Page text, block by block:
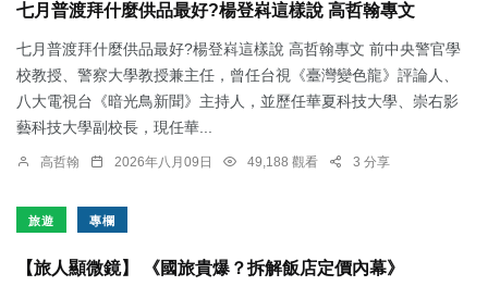
七月普渡拜什麼供品最好?楊登嵙這樣說 高哲翰專文
七月普渡拜什麼供品最好?楊登嵙這樣說 高哲翰專文 前中央警官學
校教授、警察大學教授兼主任，曾任台視《臺灣變色龍》評論人、
八大電視台《暗光鳥新聞》主持人，並歷任華夏科技大學、崇右影
藝科技大學副校長，現任華...
高哲翰 2026年八月09日 49,188 觀看 3 分享
旅遊 專欄
【旅人顯微鏡】 《國旅貴爆？拆解飯店定價內幕》